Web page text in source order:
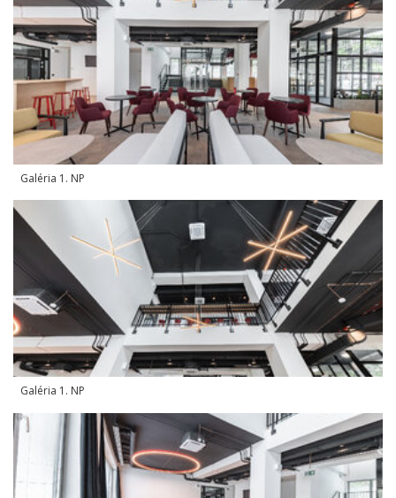
Galéria 1. NP
Galéria 1. NP